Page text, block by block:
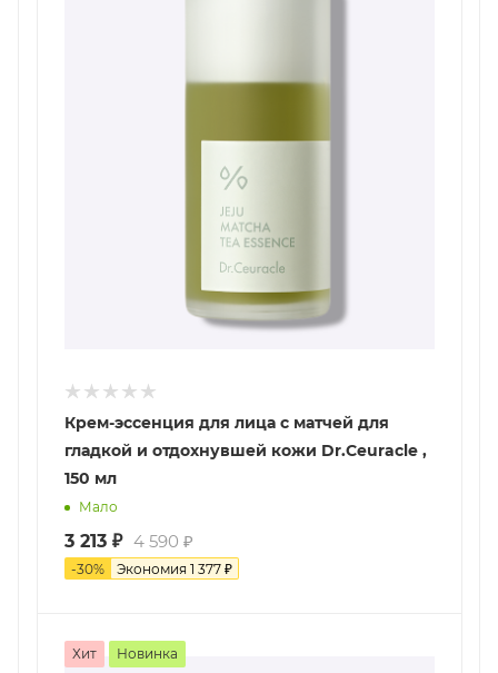
Крем-эссенция для лица с матчей для
гладкой и отдохнувшей кожи Dr.Ceuracle ,
150 мл
Мало
3 213 ₽ 4 590 ₽
-30% Экономия 1 377 ₽
Хит Новинка